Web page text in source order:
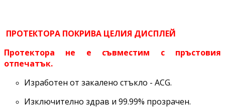
ПРОТЕКТОРА ПОКРИВА ЦЕЛИЯ ДИСПЛЕЙ
Протектора не е съвместим с пръстовия
отпечатък.
Изработен от закалено стъкло - ACG.
Изключително здрав и 99.99% прозрачен.